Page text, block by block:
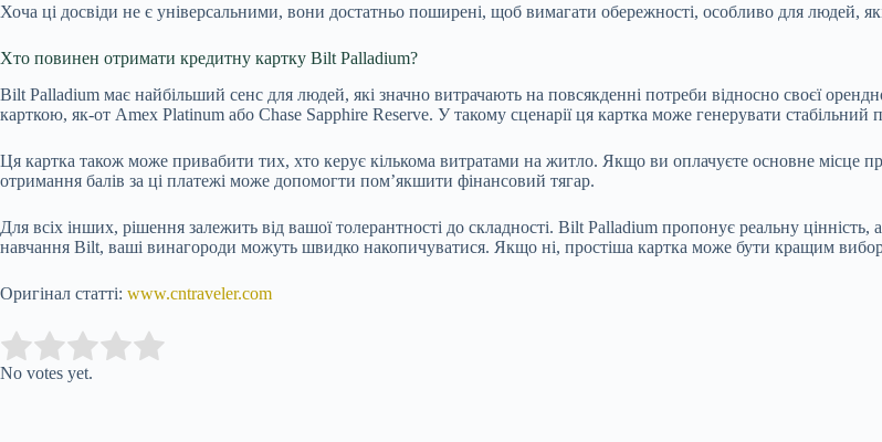
Хоча ці досвіди не є універсальними, вони достатньо поширені, щоб вимагати обережності, особливо для людей, які
Хто повинен отримати кредитну картку Bilt Palladium?
Bilt Palladium має найбільший сенс для людей, які значно витрачають на повсякденні потреби відносно своєї
карткою, як-от Amex Platinum або Chase Sapphire Reserve. У такому сценарії ця картка може генерувати стабільний
Ця картка також може привабити тих, хто керує кількома витратами на житло. Якщо ви оплачуєте основне місце
отримання балів за ці платежі може допомогти пом’якшити фінансовий тягар.
Для всіх інших, рішення залежить від вашої толерантності до складності. Bilt Palladium пропонує реальну
навчання Bilt, ваші винагороди можуть швидко накопичуватися. Якщо ні, простіша картка може бути кращим
Оригінал статті: www.cntraveler.com
Rate this item:
No votes yet.